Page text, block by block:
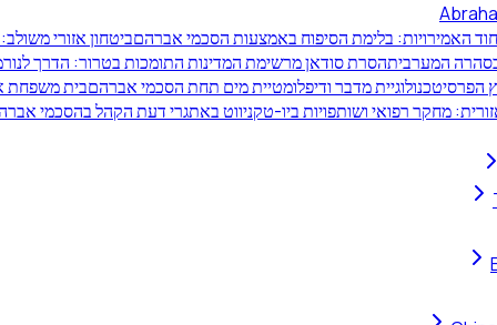
האמירויות: בלימת הסיפוח באמצעות הסכמי אברהםביטחון אזורי
המערביתהסרת סודאן מרשימת המדינות התומכות בטרור: הדרך
הפרסיטכנולוגיית מדבר ודיפלומטיית מים תחת הסכמי אברהםבית משפחת
מחקר רפואי ושותפויות ביו-טקניווט באתגרי דעת הקהל בהסכמי